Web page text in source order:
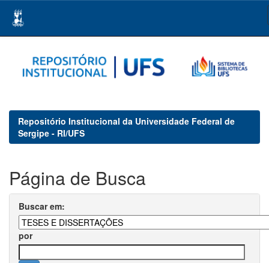
navigation
Repositório Institucional da Universidade Federal de
Sergipe - RI/UFS
Página de Busca
Buscar em:
por